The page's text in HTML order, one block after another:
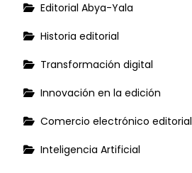
Editorial Abya-Yala
Historia editorial
Transformación digital
Innovación en la edición
Comercio electrónico editorial
Inteligencia Artificial